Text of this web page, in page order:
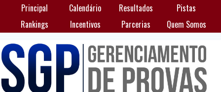
Principal Calendário Resultados
Pistas
Rankings
Incentivos Parcerias Quem Somos